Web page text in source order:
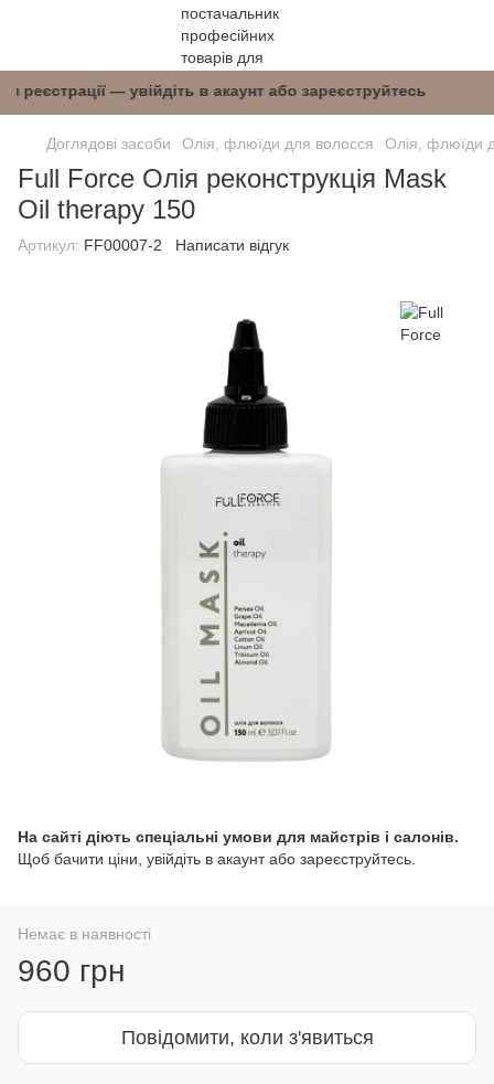
реєстрації — увійдіть в акаунт або
Доглядові засоби Олія, флюїди для волосся Олія, флюїди
Full Force Олія реконструкція Mask
Oil therapy 150
Артикул: FF00007-2 Написати відгук
На сайті діють спеціальні умови для майстрів і салонів.
Щоб бачити ціни, увійдіть в акаунт або зареєструйтесь.
Немає в наявності
960 грн
Повідомити, коли з'явиться